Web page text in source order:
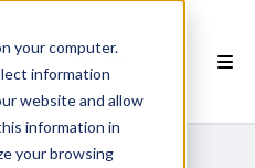
your computer.
information
website and allow
information in
your browsing
FR